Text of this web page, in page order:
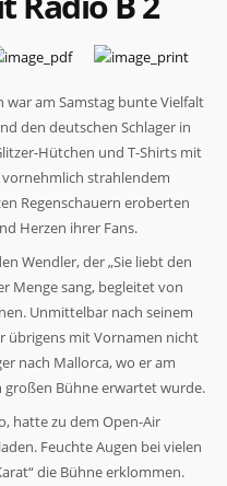
war am Samstag bunte Vielfalt
den deutschen Schlager in
Hütchen und T-Shirts mit
vornehmlich strahlendem
Regenschauern eroberten
Herzen ihrer Fans.
Wendler, der „Sie liebt den
Menge sang, begleitet von
Unmittelbar nach seinem
übrigens mit Vornamen nicht
nach Mallorca, wo er am
großen Bühne erwartet wurde.
hatte zu dem Open-Air
Feuchte Augen bei vielen
die Bühne erklommen.